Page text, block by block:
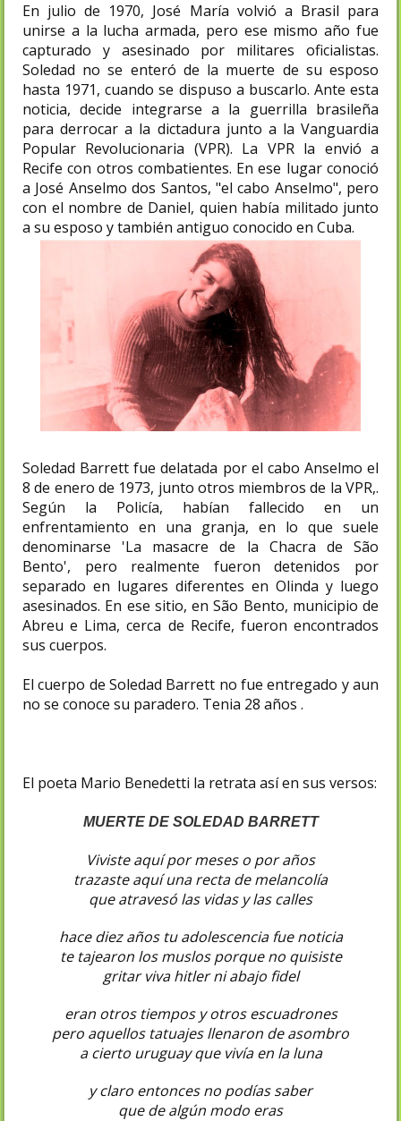
En julio de 1970, José María volvió a Brasil para
unirse a la lucha armada, pero ese mismo año fue
capturado y asesinado por militares oficialistas.
Soledad no se enteró de la muerte de su esposo
hasta 1971, cuando se dispuso a buscarlo. Ante esta
noticia, decide integrarse a la guerrilla brasileña
para derrocar a la dictadura junto a la Vanguardia
Popular Revolucionaria (VPR). La VPR la envió a
Recife con otros combatientes. En ese lugar conoció
a José Anselmo dos Santos, "el cabo Anselmo", pero
con el nombre de Daniel, quien había militado junto
a su esposo y también antiguo conocido en Cuba.
Soledad Barrett fue delatada por el cabo Anselmo el
8 de enero de 1973, junto otros miembros de la VPR,.
Según la Policía, habían fallecido en un
enfrentamiento en una granja, en lo que suele
denominarse 'La masacre de la Chacra de São
Bento', pero realmente fueron detenidos por
separado en lugares diferentes en Olinda y luego
asesinados.​ En ese sitio, en São Bento, municipio de
Abreu e Lima, cerca de Recife, fueron encontrados
sus cuerpos.
El cuerpo de Soledad Barrett no fue entregado y aun
no se conoce su paradero. Tenia 28 años .
El poeta Mario Benedetti la retrata así en sus versos:
MUERTE DE SOLEDAD BARRETT
Viviste aquí por meses o por años
trazaste aquí una recta de melancolía
que atravesó las vidas y las calles
hace diez años tu adolescencia fue noticia
te tajearon los muslos porque no quisiste
gritar viva hitler ni abajo fidel
eran otros tiempos y otros escuadrones
pero aquellos tatuajes llenaron de asombro
a cierto uruguay que vivía en la luna
y claro entonces no podías saber
que de algún modo eras